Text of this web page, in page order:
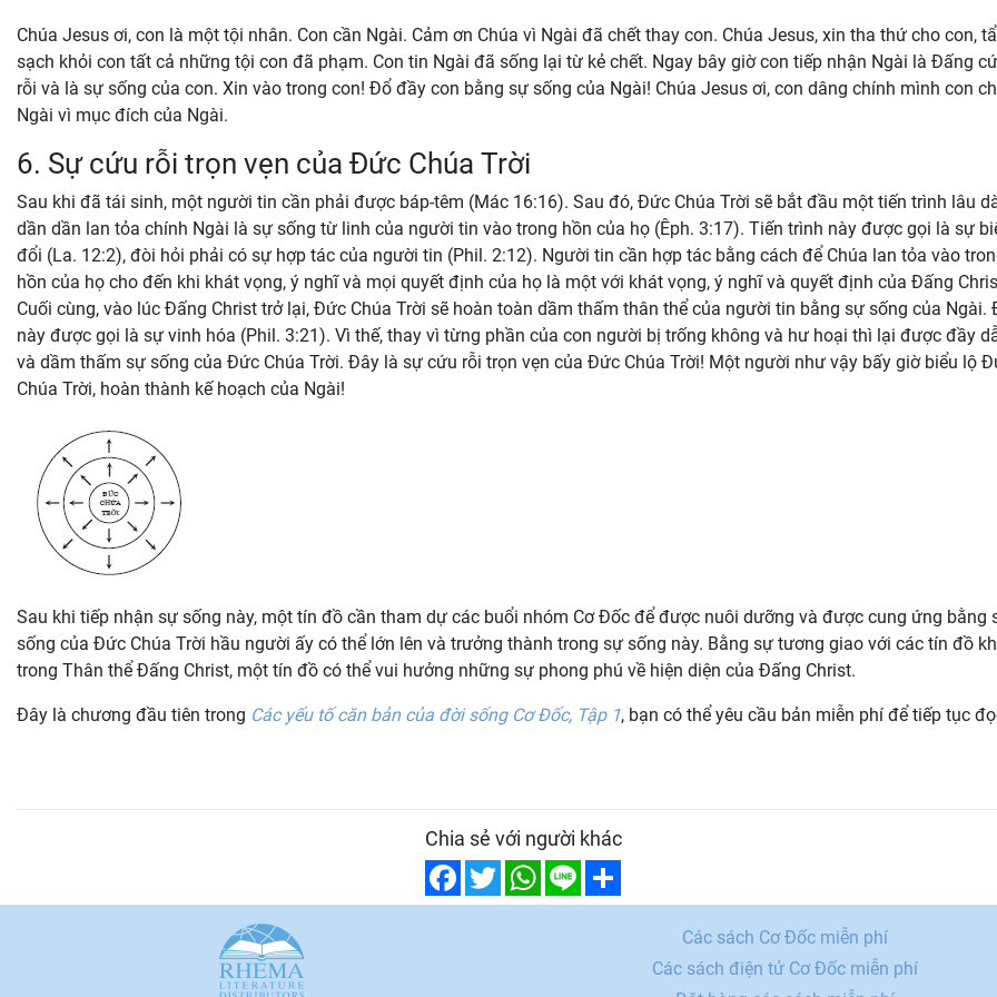
Chúa Jesus ơi, con là một tội nhân. Con cần Ngài. Cảm ơn Chúa vì Ngài đã chết thay con. Chúa Jesus, xin tha thứ cho con,
sạch khỏi con tất cả những tội con đã phạm. Con tin Ngài đã sống lại từ kẻ chết. Ngay bây giờ con tiếp nhận Ngài là Đấng
rỗi và là sự sống của con. Xin vào trong con! Đổ đầy con bằng sự sống của Ngài! Chúa Jesus ơi, con dâng chính mình con
Ngài vì mục đích của Ngài.
6. Sự cứu rỗi trọn vẹn của Đức Chúa Trời
Sau khi đã tái sinh, một người tin cần phải được báp-têm (Mác 16:16). Sau đó, Đức Chúa Trời sẽ bắt đầu một tiến trình lâu
dần dần lan tỏa chính Ngài là sự sống từ linh của người tin vào trong hồn của họ (Êph. 3:17). Tiến trình này được gọi là sự
đổi (La. 12:2), đòi hỏi phải có sự hợp tác của người tin (Phil. 2:12). Người tin cần hợp tác bằng cách để Chúa lan tỏa vào
hồn của họ cho đến khi khát vọng, ý nghĩ và mọi quyết định của họ là một với khát vọng, ý nghĩ và quyết định của Đấng
Cuối cùng, vào lúc Đấng Christ trở lại, Đức Chúa Trời sẽ hoàn toàn dầm thấm thân thể của người tin bằng sự sống của Ngài.
này được gọi là sự vinh hóa (Phil. 3:21). Vì thế, thay vì từng phần của con người bị trống không và hư hoại thì lại được đầy
và dầm thấm sự sống của Đức Chúa Trời. Đây là sự cứu rỗi trọn vẹn của Đức Chúa Trời! Một người như vậy bấy giờ biểu lộ
Chúa Trời, hoàn thành kế hoạch của Ngài!
Sau khi tiếp nhận sự sống này, một tín đồ cần tham dự các buổi nhóm Cơ Đốc để được nuôi dưỡng và được cung ứng bằng
sống của Đức Chúa Trời hầu người ấy có thể lớn lên và trưởng thành trong sự sống này. Bằng sự tương giao với các tín đồ
trong Thân thể Đấng Christ, một tín đồ có thể vui hưởng những sự phong phú về hiện diện của Đấng Christ.
Đây là chương đầu tiên trong Các yếu tố căn bản của đời sống Cơ Đốc, Tập 1, bạn có thể yêu cầu bản miễn phí để tiếp tục
Chia sẻ với người khác
FacebookTwitterWhatsApp
Line
Các sách Cơ Đốc miễn phí
Các sách điện tử Cơ Đốc miễn phí